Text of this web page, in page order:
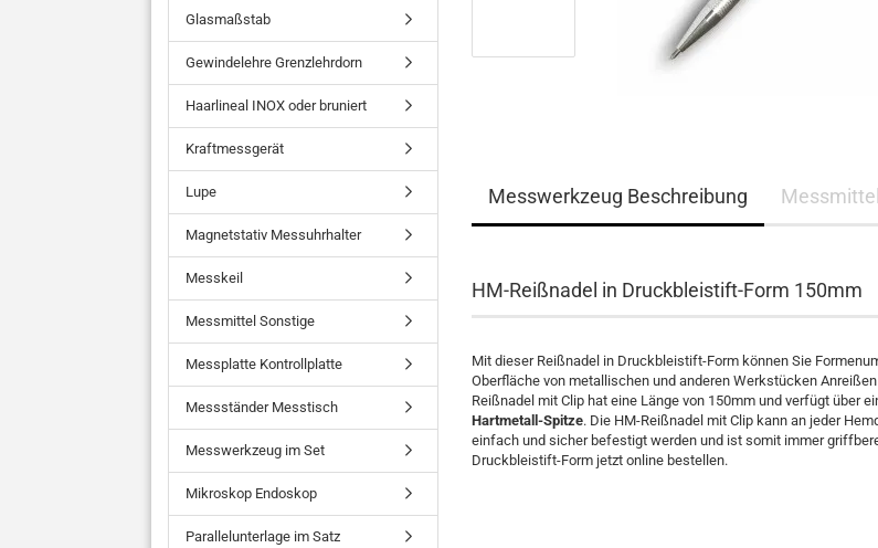
Messwerkzeug Beschreibung
HM-Reißnadel in Druckbleistift-Form 150mm
Mit dieser Reißnadel in Druckbleistift-Form können Sie
Oberfläche von metallischen und anderen Werkstücken
Reißnadel mit Clip hat eine Länge von 150mm und verfügt über
Hartmetall-Spitze. Die HM-Reißnadel mit Clip kann an jeder
einfach und sicher befestigt werden und ist somit immer
Druckbleistift-Form jetzt online bestellen.
Glasmaßstab
Gewindelehre Grenzlehrdorn
Haarlineal INOX oder bruniert
Kraftmessgerät
Lupe
Magnetstativ Messuhrhalter
Messkeil
Messmittel Sonstige
Messplatte Kontrollplatte
Messständer Messtisch
Messwerkzeug im Set
Mikroskop Endoskop
Parallelunterlage im Satz